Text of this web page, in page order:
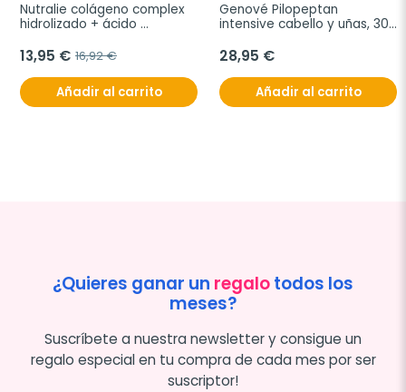
Nutralie colágeno complex
hidrolizado + ácido
13,95 € 16,92 €
Añadir al carrito
Genové Pilopeptan
intensive cabello y uñas, 30
28,95 €
Añadir al carrito
¿Quieres ganar un regalotodos los
meses?
Suscríbete a nuestra newsletter y consigue un
regalo especial en tu compra de cada mes por ser
suscriptor!